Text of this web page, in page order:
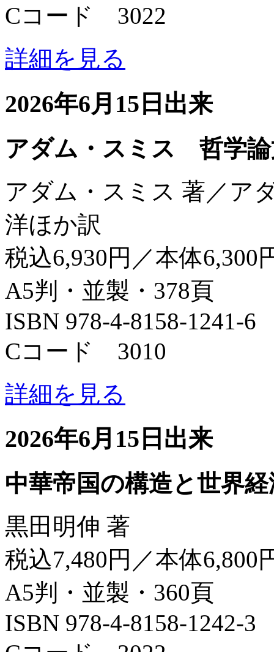
Cコード 3022
詳細を見る
2026年6月15日出来
アダム・スミス 哲学論
アダム・スミス 著／ア
洋ほか訳
税込6,930円／本体6,300
A5判・並製・378頁
ISBN 978-4-8158-1241-6
Cコード 3010
詳細を見る
2026年6月15日出来
中華帝国の構造と世界
黒田明伸 著
税込7,480円／本体6,800
A5判・並製・360頁
ISBN 978-4-8158-1242-3